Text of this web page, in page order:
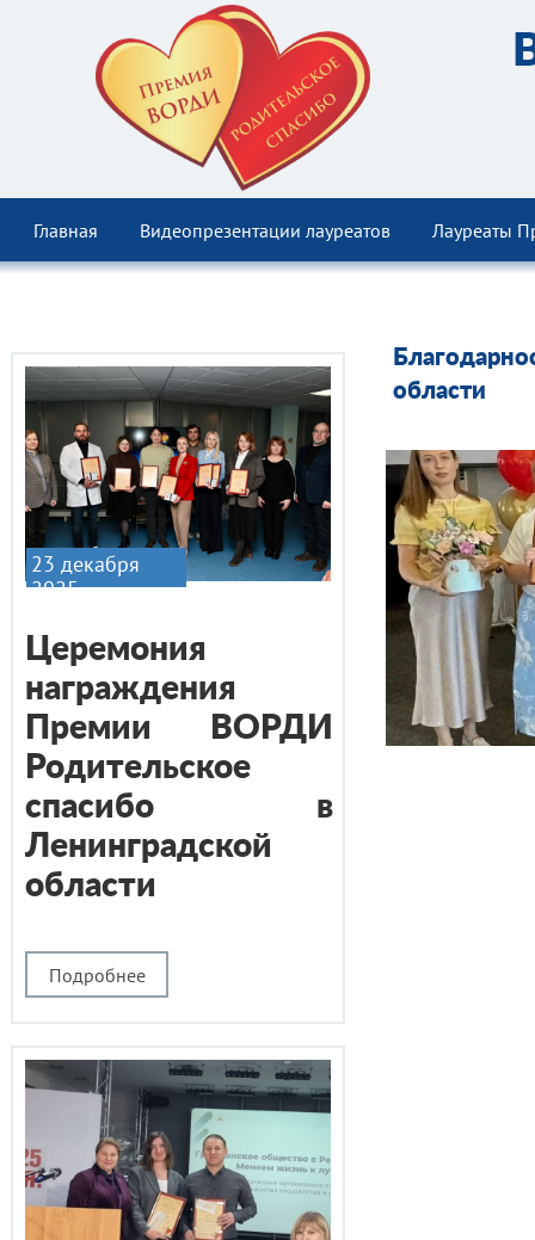
Главная Видеопрезентации лауреатов Лауреаты
области
Подробнее
Церемония
награждения
Премии ВОРДИ
Родительское
спасибо в
Ленинградской
области
23 декабря
2025